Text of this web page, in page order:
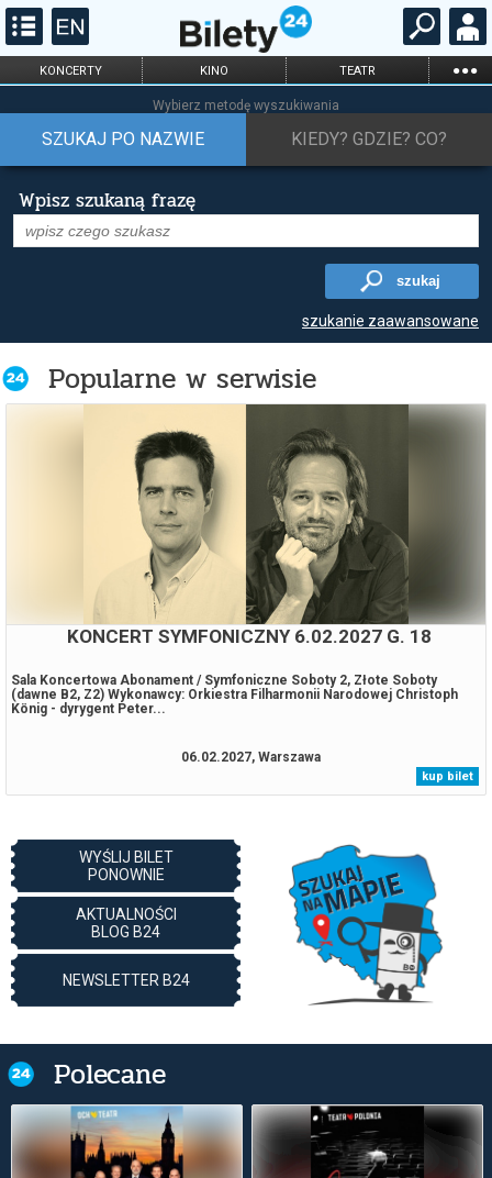
KONCERTY KINO TEATR ...
OPERA I BALET
STAND-UP
DLA DZIECI
ONLINE KARNETY
Wybierz metodę wyszukiwania
SZUKAJ PO NAZWIE KIEDY? GDZIE? CO?
Wpisz szukaną frazę
szukaj
szukanie zaawansowane
Popularne w serwisie
ANIA KARWAN, SŁAWEK UNIATOWSKI, MARCIN
Zapraszamy na koncert w ramach SJK’26, podczas którego na jednej
scenie wystąpią: Ania Karwan, Sławek Uniatowski, Marcin Wyrostek oraz
Orkiestra Sinfonia...
04.09.2026, Nowy Sącz
kup bilet
WYŚLIJ BILET
PONOWNIE
AKTUALNOŚCI
BLOG B24
NEWSLETTER B24
Polecane